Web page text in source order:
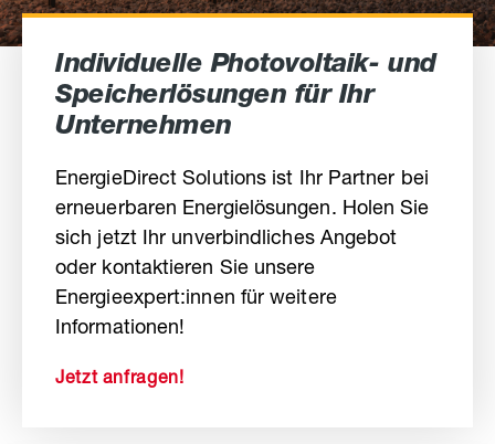
Individuelle Photovoltaik- und
Speicherlösungen für Ihr
Unternehmen
EnergieDirect Solutions ist Ihr Partner bei
erneuerbaren Energielösungen. Holen Sie
sich jetzt Ihr unverbindliches Angebot
oder kontaktieren Sie unsere
Energieexpert:innen für weitere
Informationen!
Jetzt anfragen!